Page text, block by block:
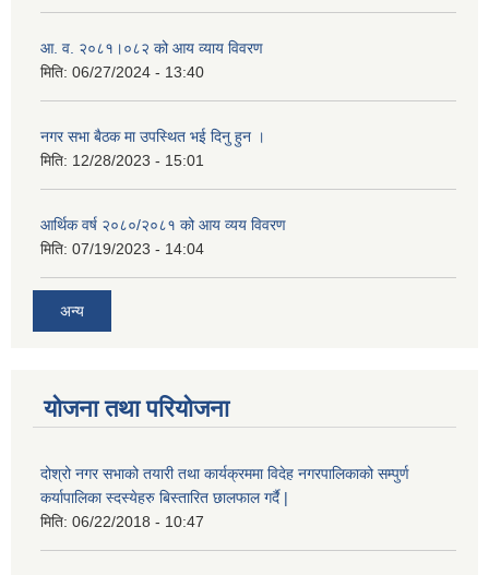
आ. व. २०८१।०८२ को आय व्याय विवरण
मिति: 06/27/2024 - 13:40
नगर सभा बैठक मा उपस्थित भई दिनु हुन ।
मिति: 12/28/2023 - 15:01
आर्थिक वर्ष २०८०/२०८१ को आय व्यय विवरण
मिति: 07/19/2023 - 14:04
अन्य
योजना तथा परियोजना
दोश्रो नगर सभाको तयारी तथा कार्यक्रममा विदेह नगरपालिकाको सम्पुर्ण
कर्यापालिका स्दस्येहरु बिस्तारित छालफाल गर्दै |
मिति: 06/22/2018 - 10:47